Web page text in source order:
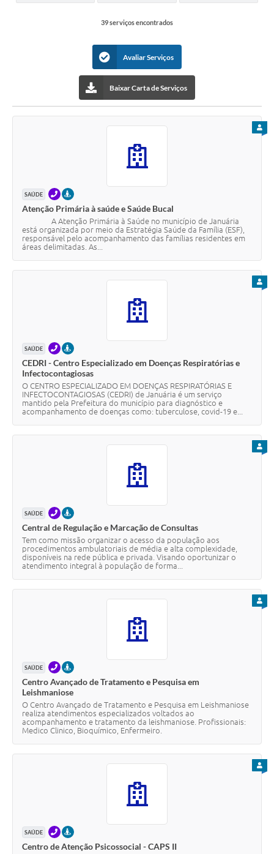
Diário Oficial
Serviços Online
39 serviços encontrados
Avaliar Serviços
Baixar Carta de Serviços
SAÚDE TELEFONEPRESENCIAL
Atenção Primária à saúde e Saúde Bucal
A Atenção Primária à Saúde no município de Januária
está organizada por meio da Estratégia Saúde da Família (ESF),
responsável pelo acompanhamento das famílias residentes em
áreas delimitadas. As...
SAÚDE TELEFONEPRESENCIAL
CEDRI - Centro Especializado em Doenças Respiratórias e
Infectocontagiosas
O CENTRO ESPECIALIZADO EM DOENÇAS RESPIRATÓRIAS E
INFECTOCONTAGIOSAS (CEDRI) de Januária é um serviço
mantido pela Prefeitura do município para diagnóstico e
acompanhamento de doenças como: tuberculose, covid-19 e...
SAÚDE TELEFONEPRESENCIAL
Central de Regulação e Marcação de Consultas
Tem como missão organizar o acesso da população aos
procedimentos ambulatoriais de média e alta complexidade,
disponíveis na rede pública e privada. Visando oportunizar o
atendimento integral à população de forma...
SAÚDE TELEFONEPRESENCIAL
Centro Avançado de Tratamento e Pesquisa em
Leishmaniose
O Centro Avançado de Tratamento e Pesquisa em Leishmaniose
realiza atendimentos especializados voltados ao
acompanhamento e tratamento da leishmaniose. Profissionais:
Medico Clinico, Bioquímico, Enfermeiro.
SAÚDE TELEFONEPRESENCIAL
Centro de Atenção Psicossocial - CAPS II